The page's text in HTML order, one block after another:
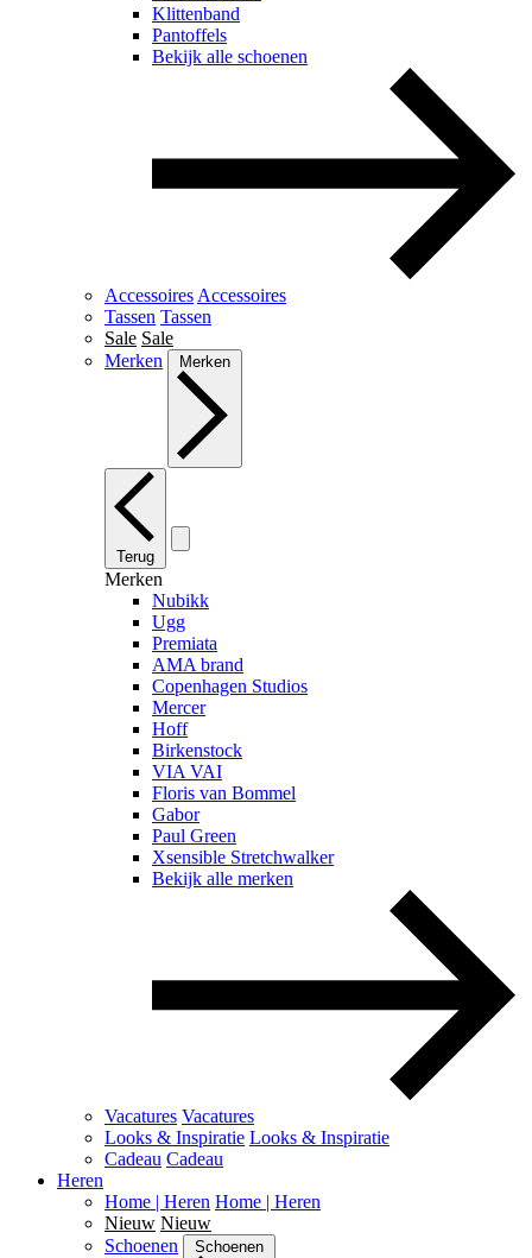
Klittenband
Pantoffels
Bekijk alle schoenen
Accessoires Accessoires
Tassen Tassen
Sale Sale
Merken
Merken
Terug
Merken
Nubikk
Ugg
Premiata
AMA brand
Copenhagen Studios
Mercer
Hoff
Birkenstock
VIA VAI
Floris van Bommel
Gabor
Paul Green
Xsensible Stretchwalker
Bekijk alle merken
Vacatures Vacatures
Looks & Inspiratie Looks & Inspiratie
Cadeau Cadeau
Heren
Home | Heren Home | Heren
Nieuw Nieuw
Schoenen
Schoenen